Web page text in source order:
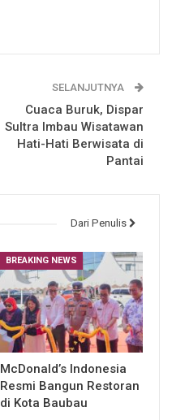
SELANJUTNYA
Cuaca Buruk, Dispar
Sultra Imbau Wisatawan
Hati-Hati Berwisata di
Pantai
Dari Penulis
BREAKING NEWS
McDonald’s Indonesia
Resmi Bangun Restoran
di Kota Baubau